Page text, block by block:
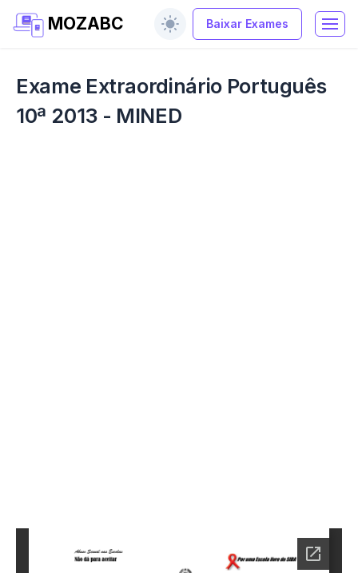
MOZABC Baixar Exames
Exame Extraordinário Português
10ª 2013 - MINED